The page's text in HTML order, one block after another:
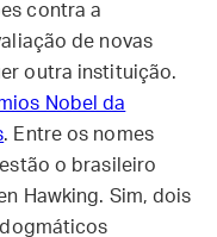
contra a
de novas
outra instituição.
Nobel da
. Entre os nomes
o brasileiro
Hawking. Sim, dois